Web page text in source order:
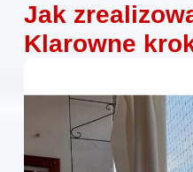
Jak
Klarowne